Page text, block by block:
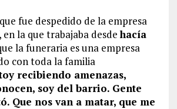
fue despedido de la empresa
en la que trabajaba desdehacía
la funeraria es una empresa
con toda la familia
recibiendo amenazas,
soy del barrio. Gente
Que nos van a matar, que me